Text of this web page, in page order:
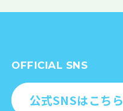
OFFICIAL SNS
公式SNSはこちら